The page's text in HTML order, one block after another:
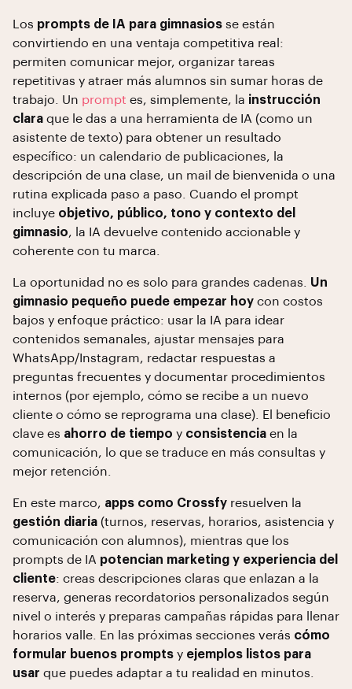
Los prompts de IA para gimnasios se están
convirtiendo en una ventaja competitiva real:
permiten comunicar mejor, organizar tareas
repetitivas y atraer más alumnos sin sumar horas de
trabajo. Un prompt es, simplemente, la instrucción
clara que le das a una herramienta de IA (como un
asistente de texto) para obtener un resultado
específico: un calendario de publicaciones, la
descripción de una clase, un mail de bienvenida o una
rutina explicada paso a paso. Cuando el prompt
incluye objetivo, público, tono y contexto del
gimnasio, la IA devuelve contenido accionable y
coherente con tu marca.
La oportunidad no es solo para grandes cadenas. Un
gimnasio pequeño puede empezar hoy con costos
bajos y enfoque práctico: usar la IA para idear
contenidos semanales, ajustar mensajes para
WhatsApp/Instagram, redactar respuestas a
preguntas frecuentes y documentar procedimientos
internos (por ejemplo, cómo se recibe a un nuevo
cliente o cómo se reprograma una clase). El beneficio
clave es ahorro de tiempo y consistencia en la
comunicación, lo que se traduce en más consultas y
mejor retención.
En este marco, apps como Crossfy resuelven la
gestión diaria (turnos, reservas, horarios, asistencia y
comunicación con alumnos), mientras que los
prompts de IA potencian marketing y experiencia del
cliente: creas descripciones claras que enlazan a la
reserva, generas recordatorios personalizados según
nivel o interés y preparas campañas rápidas para llenar
horarios valle. En las próximas secciones verás cómo
formular buenos prompts y ejemplos listos para
usar que puedes adaptar a tu realidad en minutos.